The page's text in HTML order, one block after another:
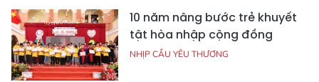
10 năm nâng bước trẻ khuyết
tật hòa nhập cộng đồng
NHỊP CẦU YÊU THƯƠNG